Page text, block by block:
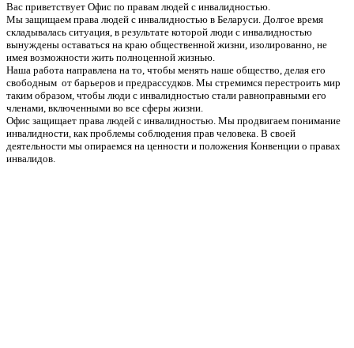
Вас приветствует Офис по правам людей с инвалидностью.
Мы защищаем права людей с инвалидностью в Беларуси. Долгое время
складывалась ситуация, в результате которой люди с инвалидностью
вынуждены оставаться на краю общественной жизни, изолированно, не
имея возможности жить полноценной жизнью.
Наша работа направлена на то, чтобы менять наше общество, делая его
свободным от барьеров и предрассудков. Мы стремимся перестроить мир
таким образом, чтобы люди с инвалидностью стали равноправными его
членами, включенными во все сферы жизни.
Офис защищает права людей с инвалидностью. Мы продвигаем понимание
инвалидности, как проблемы соблюдения прав человека. В своей
деятельности мы опираемся на ценности и положения Конвенции о правах
инвалидов.